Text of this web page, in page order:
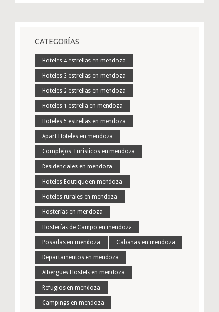
CATEGORÍAS
Hoteles 4 estrellas en mendoza
Hoteles 3 estrellas en mendoza
Hoteles 2 estrellas en mendoza
Hoteles 1 estrella en mendoza
Hoteles 5 estrellas en mendoza
Apart Hoteles en mendoza
Complejos Turisticos en mendoza
Residenciales en mendoza
Hoteles Boutique en mendoza
Hoteles rurales en mendoza
Hosterías en mendoza
Hosterías de Campo en mendoza
Posadas en mendoza Cabañas en mendoza
Departamentos en mendoza
Albergues Hostels en mendoza
Refugios en mendoza
Campings en mendoza